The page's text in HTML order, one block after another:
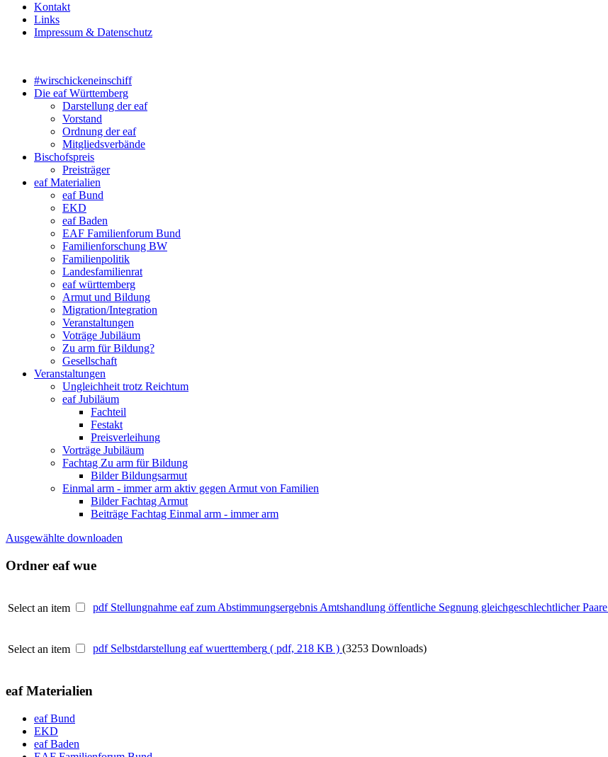
Kontakt
Links
Impressum & Datenschutz
#wirschickeneinschiff
Die eaf Württemberg
Darstellung der eaf
Vorstand
Ordnung der eaf
Mitgliedsverbände
Bischofspreis
Preisträger
eaf Materialien
eaf Bund
EKD
eaf Baden
EAF Familienforum Bund
Familienforschung BW
Familienpolitik
Landesfamilienrat
eaf württemberg
Armut und Bildung
Migration/Integration
Veranstaltungen
Voträge Jubiläum
Zu arm für Bildung?
Gesellschaft
Veranstaltungen
Ungleichheit trotz Reichtum
eaf Jubiläum
Fachteil
Festakt
Preisverleihung
Vorträge Jubiläum
Fachtag Zu arm für Bildung
Bilder Bildungsarmut
Einmal arm - immer arm aktiv gegen Armut von Familien
Bilder Fachtag Armut
Beiträge Fachtag Einmal arm - immer arm
Ausgewählte downloaden
Ordner eaf wue
Select an item pdf Stellungnahme eaf zum Abstimmungsergebnis Amtshandlung öffentliche Segnung gleichgeschlechtlicher Paare
Select an item pdf Selbstdarstellung eaf wuerttemberg ( pdf, 218 KB ) (3253 Downloads)
eaf Materialien
eaf Bund
EKD
eaf Baden